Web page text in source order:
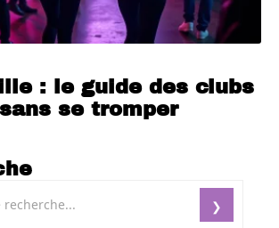
: le guide des clubs
se tromper